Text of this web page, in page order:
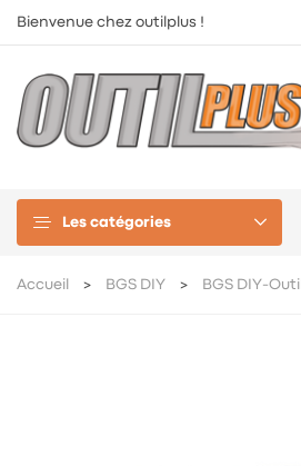
Bienvenue chez outilplus !
Les catégories
Accueil BGS DIY BGS DIY-